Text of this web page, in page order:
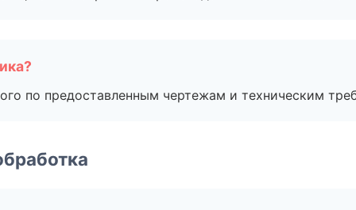
по предоставленным чертежам и техническим